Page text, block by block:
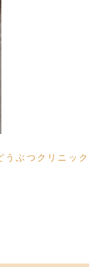
うぶつクリニック